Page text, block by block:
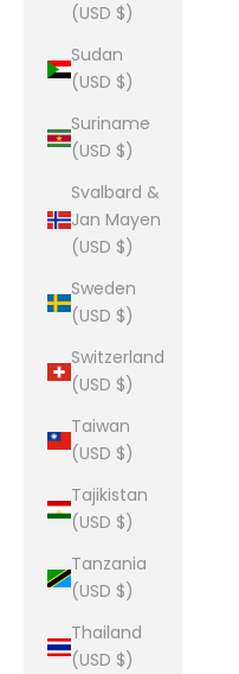
(USD $)
Sudan
(USD $)
Suriname
(USD $)
Svalbard &
Jan Mayen
(USD $)
Sweden
(USD $)
Switzerland
(USD $)
Taiwan
(USD $)
Tajikistan
(USD $)
Tanzania
(USD $)
Thailand
(USD $)